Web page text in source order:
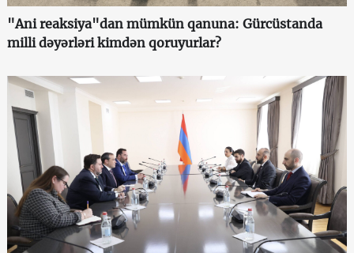
"Ani reaksiya"dan mümkün qanuna: Gürcüstanda
milli dəyərləri kimdən qoruyurlar?